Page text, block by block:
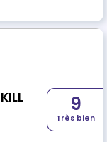
9
Très bien